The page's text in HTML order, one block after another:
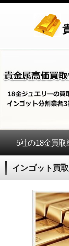
5社の18金買取
インゴット買